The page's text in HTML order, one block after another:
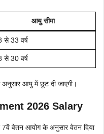
आयु सीमा
से 33 वर्ष
से 30 वर्ष
अनुसार आयु में छूट दी जाएगी।
2026 Salary
7वें वेतन आयोग के अनुसार वेतन दिया